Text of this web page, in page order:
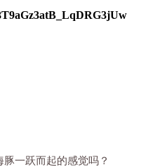
一跃而起的感觉吗？